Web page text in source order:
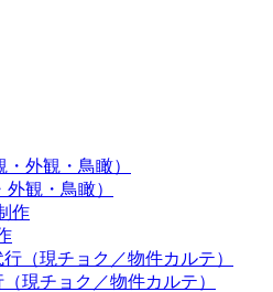
観・鳥瞰）
現チョク／物件カルテ）